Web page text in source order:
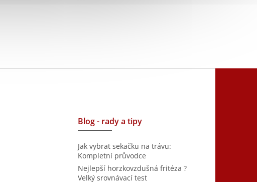
Blog - rady a tipy
Jak vybrat sekačku na trávu:
Kompletní průvodce
Nejlepší horzkovzdušná fritéza ?
Velký srovnávací test